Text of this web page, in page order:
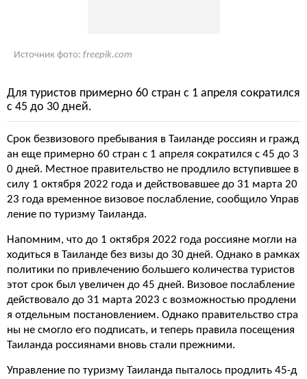
Источник фото: freepik.com
Для туристов примерно 60 стран с 1 апреля сократился
с 45 до 30 дней.
Срок безвизового пребывания в Таиланде россиян и гражд
ан еще примерно 60 стран с 1 апреля сократился с 45 до 3
0 дней. Местное правительство не продлило вступившее в
силу 1 октября 2022 года и действовавшее до 31 марта 20
23 года временное визовое послабление, сообщило Управ
ление по туризму Таиланда.
Напомним, что до 1 октября 2022 года россияне могли на
ходиться в Таиланде без визы до 30 дней. Однако в рамках
политики по привлечению большего количества туристов
этот срок был увеличен до 45 дней. Визовое послабление
действовало до 31 марта 2023 с возможностью продлени
я отдельным постановлением. Однако правительство стра
ны не смогло его подписать, и теперь правила посещения
Таиланда россиянами вновь стали прежними.
Управление по туризму Таиланда пыталось продлить 45-д